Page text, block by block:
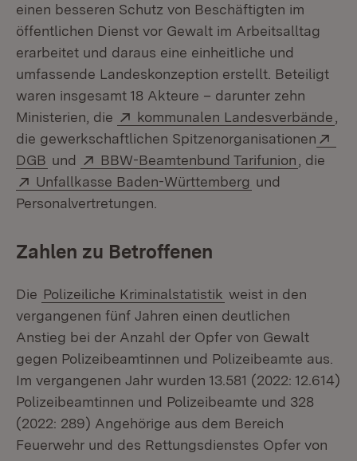
einen besseren Schutz von Beschäftigten im
öffentlichen Dienst vor Gewalt im Arbeitsalltag
erarbeitet und daraus eine einheitliche und
umfassende Landeskonzeption erstellt. Beteiligt
waren insgesamt 18 Akteure – darunter zehn
Ministerien, die
Extern:
kommunalen Landesverbände
die gewerkschaftlichen Spitzenorganisationen
DGB (Öffnet in neuem Fenster)
und Extern:
BBW-Beamtenbund Tarifunion (Öffnet
, die
Extern:
Unfallkasse Baden-Württemberg (Öffnet in
und
Personalvertretungen.
Zahlen zu Betroffenen
Die Polizeiliche Kriminalstatistik weist in den
vergangenen fünf Jahren einen deutlichen
Anstieg bei der Anzahl der Opfer von Gewalt
gegen Polizeibeamtinnen und Polizeibeamte aus.
Im vergangenen Jahr wurden 13.581 (2022: 12.614)
Polizeibeamtinnen und Polizeibeamte und 328
(2022: 289) Angehörige aus dem Bereich
Feuerwehr und des Rettungsdienstes Opfer von